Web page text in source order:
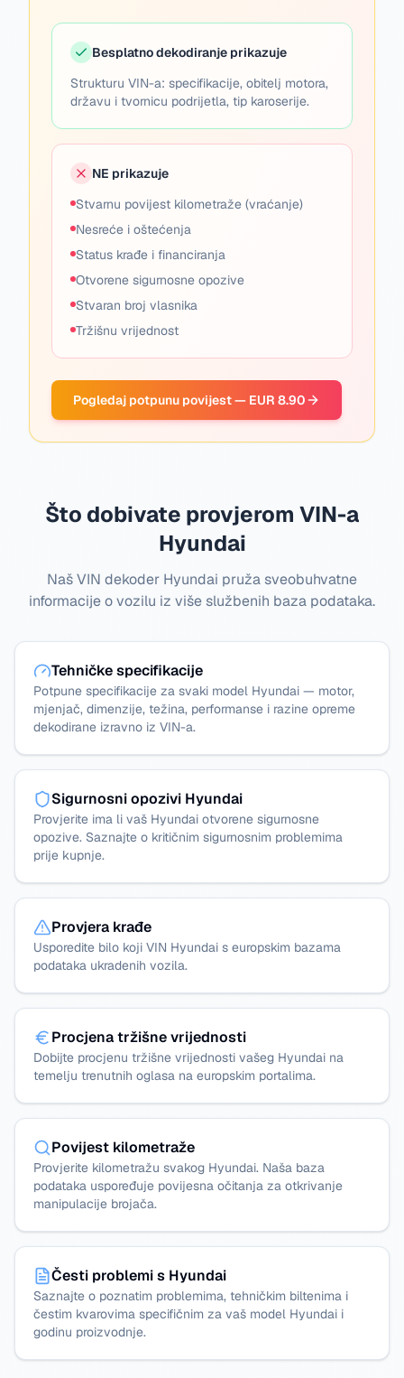
Besplatno dekodiranje prikazuje
Strukturu VIN-a: specifikacije, obitelj motora,
državu i tvornicu podrijetla, tip karoserije.
NE prikazuje
Stvarnu povijest kilometraže (vraćanje)
Nesreće i oštećenja
Status krađe i financiranja
Otvorene sigurnosne opozive
Stvaran broj vlasnika
Tržišnu vrijednost
Pogledaj potpunu povijest — EUR 8.90
Što dobivate provjerom VIN-a
Hyundai
Naš VIN dekoder Hyundai pruža sveobuhvatne
informacije o vozilu iz više službenih baza podataka.
Tehničke specifikacije
Potpune specifikacije za svaki model Hyundai — motor,
mjenjač, dimenzije, težina, performanse i razine opreme
dekodirane izravno iz VIN-a.
Sigurnosni opozivi Hyundai
Provjerite ima li vaš Hyundai otvorene sigurnosne
opozive. Saznajte o kritičnim sigurnosnim problemima
prije kupnje.
Provjera krađe
Usporedite bilo koji VIN Hyundai s europskim bazama
podataka ukradenih vozila.
Procjena tržišne vrijednosti
Dobijte procjenu tržišne vrijednosti vašeg Hyundai na
temelju trenutnih oglasa na europskim portalima.
Povijest kilometraže
Provjerite kilometražu svakog Hyundai. Naša baza
podataka uspoređuje povijesna očitanja za otkrivanje
manipulacije brojača.
Česti problemi s Hyundai
Saznajte o poznatim problemima, tehničkim biltenima i
čestim kvarovima specifičnim za vaš model Hyundai i
godinu proizvodnje.